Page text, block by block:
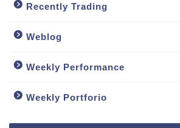
Recently Trading
Weblog
Weekly Performance
Weekly Portforio